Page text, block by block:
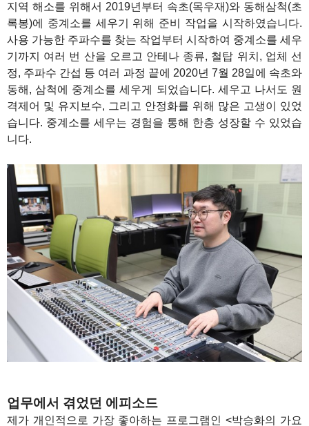
지역 해소를 위해서 2019년부터 속초(목우재)와 동해삼척(초
록봉)에 중계소를 세우기 위해 준비 작업을 시작하였습니다.
사용 가능한 주파수를 찾는 작업부터 시작하여 중계소를 세우
기까지 여러 번 산을 오르고 안테나 종류, 철탑 위치, 업체 선
정, 주파수 간섭 등 여러 과정 끝에 2020년 7월 28일에 속초와
동해, 삼척에 중계소를 세우게 되었습니다. 세우고 나서도 원
격제어 및 유지보수, 그리고 안정화를 위해 많은 고생이 있었
습니다. 중계소를 세우는 경험을 통해 한층 성장할 수 있었습
니다.
업무에서 겪었던 에피소드
제가 개인적으로 가장 좋아하는 프로그램인 <박승화의 가요